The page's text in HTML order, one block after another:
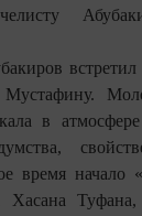
в
время начало
Хасана